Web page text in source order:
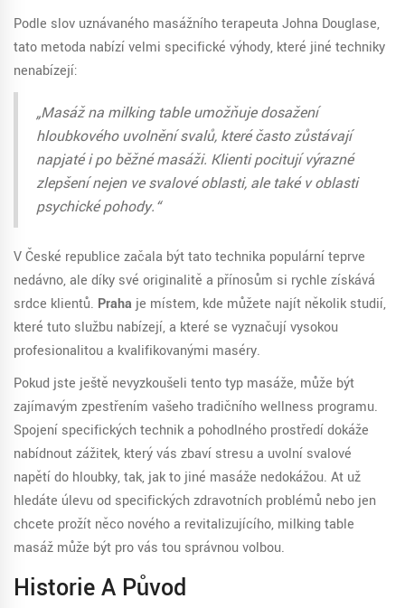
Podle slov uznávaného masážního terapeuta Johna Douglase,
tato metoda nabízí velmi specifické výhody, které jiné techniky
nenabízejí:
„Masáž na milking table umožňuje dosažení
hloubkového uvolnění svalů, které často zůstávají
napjaté i po běžné masáži. Klienti pociťují výrazné
zlepšení nejen ve svalové oblasti, ale také v oblasti
psychické pohody.“
V České republice začala být tato technika populární teprve
nedávno, ale díky své originalitě a přínosům si rychle získává
srdce klientů. Praha je místem, kde můžete najít několik studií,
které tuto službu nabízejí, a které se vyznačují vysokou
profesionalitou a kvalifikovanými maséry.
Pokud jste ještě nevyzkoušeli tento typ masáže, může být
zajímavým zpestřením vašeho tradičního wellness programu.
Spojení specifických technik a pohodlného prostředí dokáže
nabídnout zážitek, který vás zbaví stresu a uvolní svalové
napětí do hloubky, tak, jak to jiné masáže nedokážou. Ať už
hledáte úlevu od specifických zdravotních problémů nebo jen
chcete prožít něco nového a revitalizujícího, milking table
masáž může být pro vás tou správnou volbou.
Historie A Původ